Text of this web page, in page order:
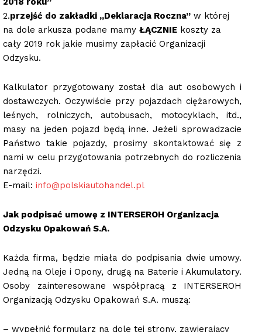
2.przejść do zakładki „Deklaracja Roczna” w której
na dole arkusza podane mamy ŁĄCZNIE koszty za
cały 2019 rok jakie musimy zapłacić Organizacji
Odzysku.
Kalkulator przygotowany został dla aut osobowych i
dostawczych. Oczywiście przy pojazdach ciężarowych,
leśnych, rolniczych, autobusach, motocyklach, itd.,
masy na jeden pojazd będą inne. Jeżeli sprowadzacie
Państwo takie pojazdy, prosimy skontaktować się z
nami w celu przygotowania potrzebnych do rozliczenia
narzędzi.
E-mail: info@polskiautohandel.pl
Jak podpisać umowę z INTERSEROH Organizacja
Odzysku Opakowań S.A.
Każda firma, będzie miała do podpisania dwie umowy.
Jedną na Oleje i Opony, drugą na Baterie i Akumulatory.
Osoby zainteresowane współpracą z INTERSEROH
Organizacją Odzysku Opakowań S.A. muszą:
– wypełnić formularz na dole tej strony, zawierający